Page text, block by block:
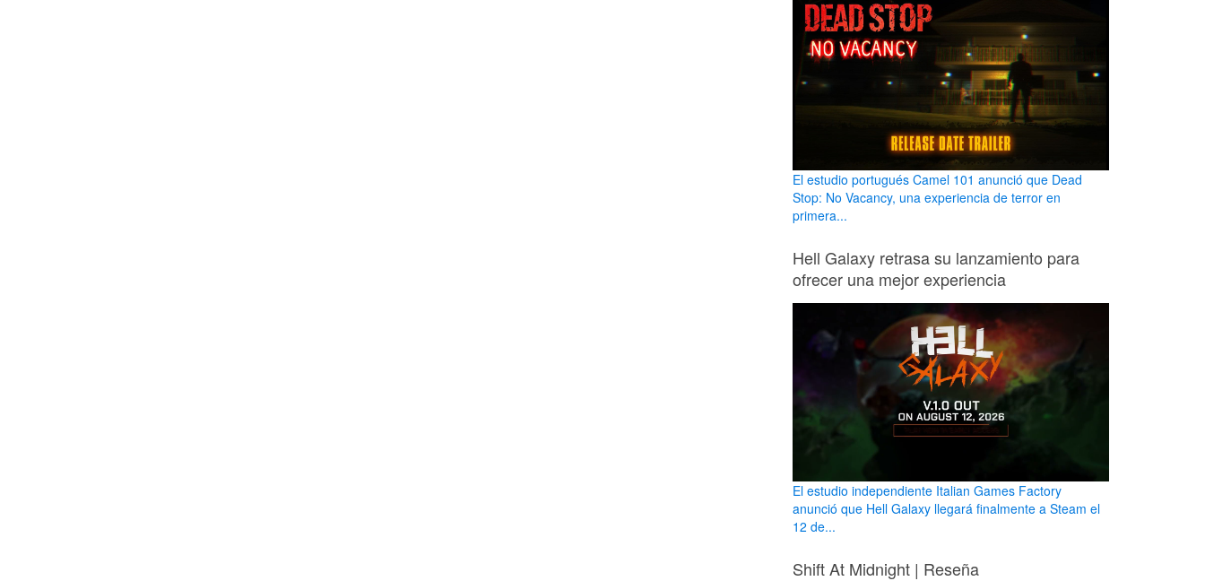
El estudio portugués Camel 101 anunció que Dead
Stop: No Vacancy, una experiencia de terror en
primera...
Hell Galaxy retrasa su lanzamiento para
ofrecer una mejor experiencia
El estudio independiente Italian Games Factory
anunció que Hell Galaxy llegará finalmente a Steam el
12 de...
Shift At Midnight | Reseña